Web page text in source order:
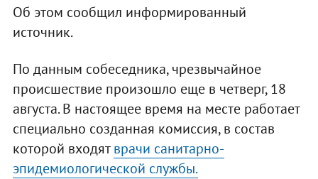
Об этом сообщил информированный
источник.
По данным собеседника, чрезвычайное
происшествие произошло еще в четверг, 18
августа. В настоящее время на месте работает
специально созданная комиссия, в состав
которой входятврачи санитарно-
эпидемиологической службы.